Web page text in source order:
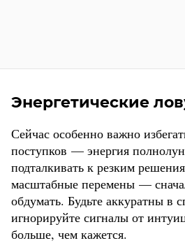
Энергетические
Сейчас особенно важно
поступков — энергия
подталкивать к резким
масштабные перемены —
обдумать. Будьте аккуратны в
игнорируйте сигналы от
больше, чем кажется.